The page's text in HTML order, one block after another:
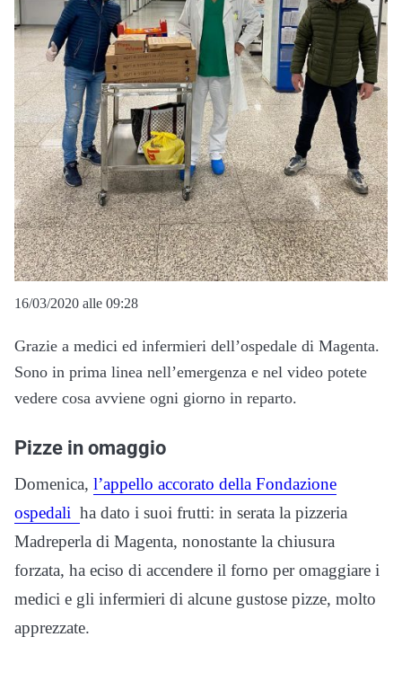
16/03/2020 alle 09:28
Grazie a medici ed infermieri dell’ospedale di Magenta.
Sono in prima linea nell’emergenza e nel video potete
vedere cosa avviene ogni giorno in reparto.
Pizze in omaggio
Domenica, l’appello accorato della Fondazione
ospedali ha dato i suoi frutti: in serata la pizzeria
Madreperla di Magenta, nonostante la chiusura
forzata, ha eciso di accendere il forno per omaggiare i
medici e gli infermieri di alcune gustose pizze, molto
apprezzate.